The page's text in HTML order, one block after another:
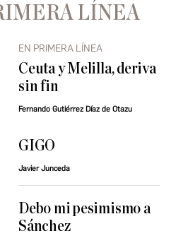
LÍNEA
EN PRIMERA LÍNEA
Ceuta y Melilla, deriva
sin fin
Fernando Gutiérrez Díaz de Otazu
GIGO
Javier Junceda
Debo mi pesimismo a
Sánchez